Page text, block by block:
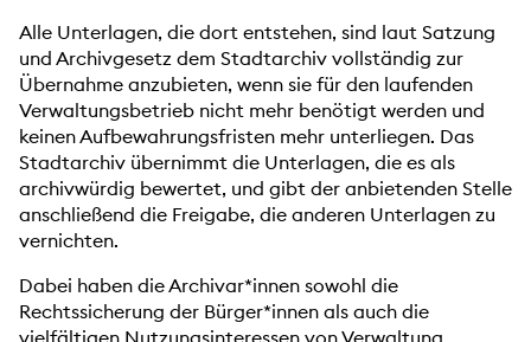
Alle Unterlagen, die dort entstehen, sind laut Satzung
und Archivgesetz dem Stadtarchiv vollständig zur
Übernahme anzubieten, wenn sie für den laufenden
Verwaltungsbetrieb nicht mehr benötigt werden und
keinen Aufbewahrungsfristen mehr unterliegen. Das
Stadtarchiv übernimmt die Unterlagen, die es als
archivwürdig bewertet, und gibt der anbietenden Stelle
anschließend die Freigabe, die anderen Unterlagen zu
vernichten.
Dabei haben die Archivar*innen sowohl die
Rechtssicherung der Bürger*innen als auch die